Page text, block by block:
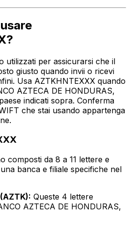
utilizzati per assicurarsi che il
giusto quando invii o ricevi
Usa AZTKHNTEXXX quando
AZTECA DE HONDURAS,
indicati sopra. Conferma
che stai usando appartenga
composti da 8 a 11 lettere e
banca e filiale specifiche nel
Queste 4 lettere
AZTECA DE HONDURAS,